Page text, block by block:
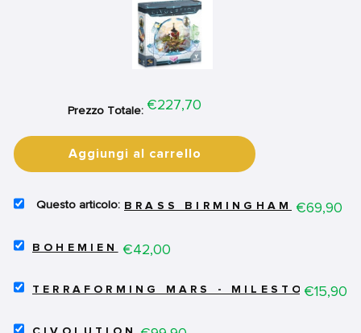
Prezzo Totale: Price
€227,70
Aggiungi al carrello
SELECT
FOR
BRASS BIRMINGHAM Price
€69,90
SELECT
BUNDLE
BOHEMIEN Price
€42,00
SELECT
-
TERRAFORMING MARS - MILESTONE E
Price
€15,90
SELECT